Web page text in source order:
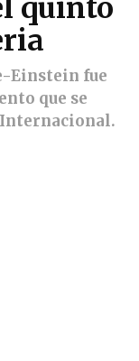
quinto
Einstein fue
que se